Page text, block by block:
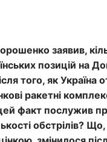
заявив,
позицій на
того, як Україна
ракетні
факт послужив
обстрілів?